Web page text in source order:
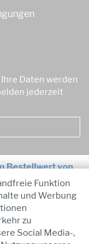
Funktion
und Werbung
zu
Social Media-,
Daten werden
jederzeit
Bestellwert von